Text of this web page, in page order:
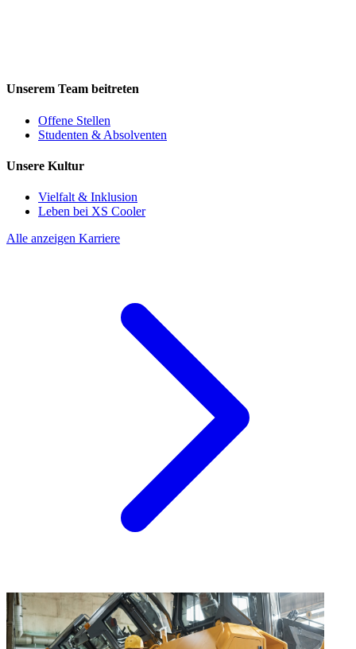
Unserem Team beitreten
Offene Stellen
Studenten & Absolventen
Unsere Kultur
Vielfalt & Inklusion
Leben bei XS Cooler
Alle anzeigen Karriere